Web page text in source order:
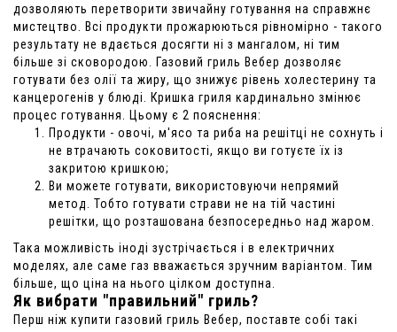
дозволяють перетворити звичайну готування на справжнє
мистецтво. Всі продукти прожарюються рівномірно - такого
результату не вдається досягти ні з мангалом, ні тим
більше зі сковородою. Газовий гриль Вебер дозволяє
готувати без олії та жиру, що знижує рівень холестерину та
канцерогенів у блюді. Кришка гриля кардинально змінює
процес готування. Цьому є 2 пояснення:
Продукти - овочі, м'ясо та риба на решітці не сохнуть і
не втрачають соковитості, якщо ви готуєте їх із
закритою кришкою;
Ви можете готувати, використовуючи непрямий
метод. Тобто готувати страви не на тій частині
решітки, що розташована безпосередньо над жаром.
Така можливість іноді зустрічається і в електричних
моделях, але саме газ вважається зручним варіантом. Тим
більше, що ціна на нього цілком доступна.
Як вибрати "правильний" гриль?
Перш ніж купити газовий гриль Вебер, поставте собі такі